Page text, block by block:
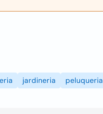
jardineria peluqueria